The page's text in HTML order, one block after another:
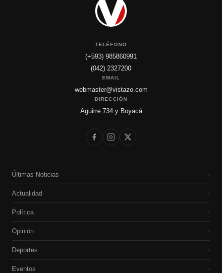
TELÉFONO
(+593) 985860991
(042) 2327200
EMAIL
webmaster@vistazo.com
DIRECCIÓN
Aguirre 734 y Boyacá
Últimas Noticias ›
Actualidad ›
Política ›
Opinión ›
Deportes ›
Eventos ›